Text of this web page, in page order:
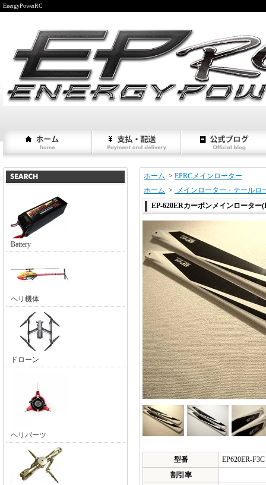
EnergyPowerRC
Battery
ヘリ機体
ドローン
ヘリパーツ
ホーム > EPRCメインローター
ホーム >
メインローター・テールロ
EP-620ERカーボンメインローター
型番
EP620ER-F3C
割引率